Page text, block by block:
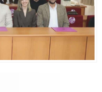
karşı karşıya